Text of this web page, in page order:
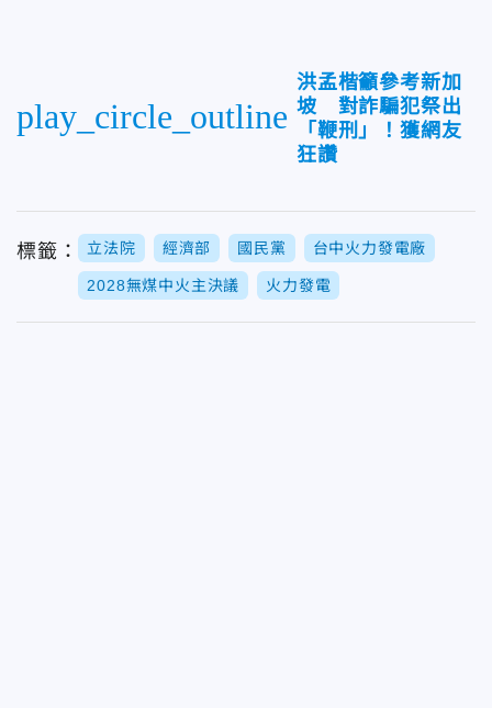
play_circle_outline
洪孟楷籲參考新加
坡 對詐騙犯祭出
「鞭刑」！獲網友
狂讚
標籤： 立法院 經濟部 國民黨 台中火力發電廠
2028無煤中火主決議 火力發電